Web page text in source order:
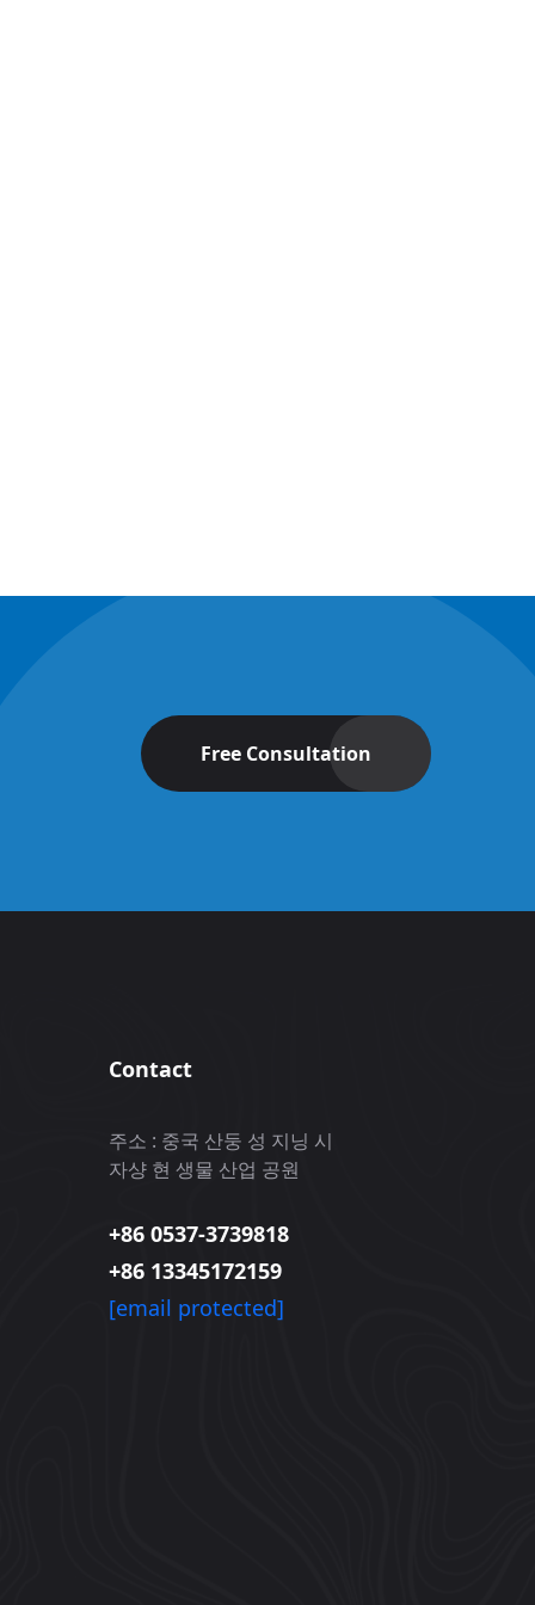
Free Consultation
Contact
주소 : 중국 산둥 성 지닝 시
자샹 현 생물 산업 공원
+86 0537-3739818
+86 13345172159
[email protected]